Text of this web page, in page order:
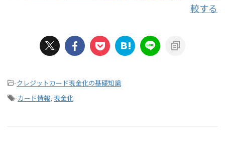
較する
-クレジットカード現金化の基礎知識
-カード情報, 現金化